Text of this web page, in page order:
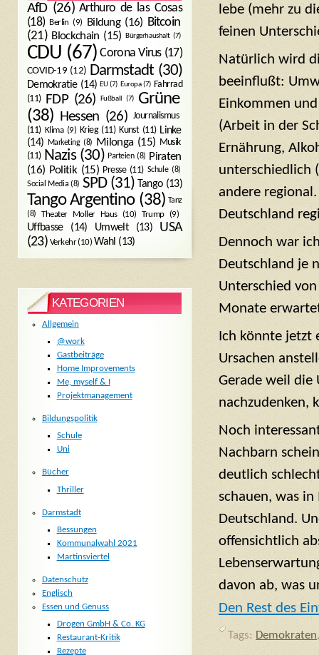
lebe (mehr zu
feinen
Natürlich wird
beeinflußt:
Einkommen
(Arbeit in der
Ernährung,
unterschiedlich
andere
Deutschland
Dennoch war
Deutschland je
Unterschied
Monate
Ich könnte jetzt
Ursachen
Gerade weil die
nachzudenken,
Noch
Nachbarn
deutlich
schauen, was
Deutschland.
offensichtlich
davon ab, was
Den Rest des
Tags: Demokraten
AfD(26) Arthuro de las Cosas
(18) Berlin (9) Bildung(16) Bitcoin
(21) Blockchain (15) Bürgerhaushalt (7)
CDU (67) Corona Virus(17)
COVID-19 (12) Darmstadt (30)
Demokratie(14) EU(7) Europa(7) Fahrrad
(11)
FDP(26) Fußball (7)
Grüne
(38) Hessen (26) Journalismus
(11) Klima(9) Krieg(11) Kunst(11) Linke
(14) Marketing(8) Milonga(15) Musik
(11) Nazis(30) Parteien(8) Piraten
(16) Politik(15) Presse(11) Schule(8)
Social Media (8) SPD(31) Tango(13)
Tango Argentino(38) Tanz
(8)
Theater Moller Haus(10) Trump(9)
Uffbasse(14) Umwelt(13)
USA
(23) Verkehr(10) Wahl (13)
KATEGORIEN
Allgemein
@work
Gastbeiträge
Home Improvements
Me, myself & I
Projektmanagement
Bildungspolitik
Schule
Uni
Bücher
Thriller
Darmstadt
Bessungen
Kommunalwahl 2021
Martinsviertel
Datenschutz
Englisch
Essen und Genuss
Drogen GmbH & Co. KG
Restaurant-Kritik
Rezepte